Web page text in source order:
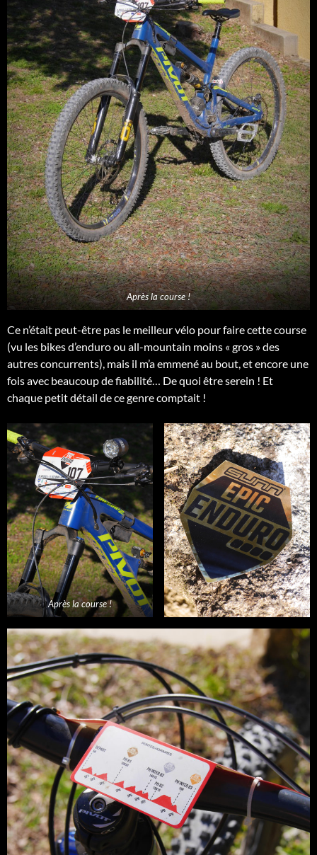
Après la course !
Ce n’était peut-être pas le meilleur vélo pour faire cette course
(vu les bikes d’enduro ou all-mountain moins « gros » des
autres concurrents), mais il m’a emmené au bout, et encore une
fois avec beaucoup de fiabilité… De quoi être serein ! Et
chaque petit détail de ce genre comptait !
Après la course !